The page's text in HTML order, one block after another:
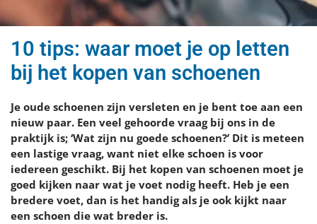
10 tips: waar moet je op letten
bij het kopen van schoenen
Je oude schoenen zijn versleten en je bent toe aan een
nieuw paar. Een veel gehoorde vraag bij ons in de
praktijk is; ‘Wat zijn nu goede schoenen?’ Dit is meteen
een lastige vraag, want niet elke schoen is voor
iedereen geschikt. Bij het kopen van schoenen moet je
goed kijken naar wat je voet nodig heeft. Heb je een
bredere voet, dan is het handig als je ook kijkt naar
een schoen die wat breder is.